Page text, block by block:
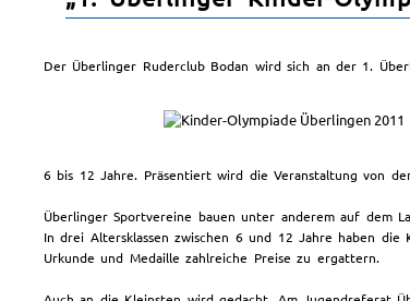
Der Überlinger Ruderclub Bodan wird sich an der 1.
6 bis 12 Jahre. Präsentiert wird die Veranstaltung von
Überlinger Sportvereine bauen unter anderem auf dem
In drei Altersklassen zwischen 6 und 12 Jahre haben
Urkunde und Medaille zahlreiche Preise zu ergattern.